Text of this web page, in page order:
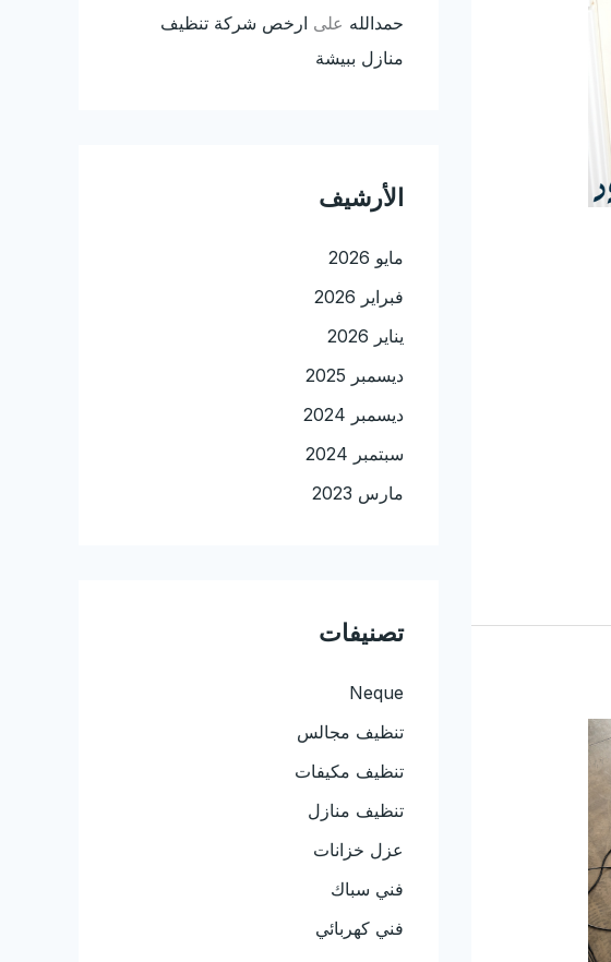
حمدالله على ارخص شركة تنظيف
منازل ببيشة
الأرشيف
مايو 2026
فبراير 2026
يناير 2026
ديسمبر 2025
ديسمبر 2024
سبتمبر 2024
مارس 2023
تصنيفات
Neque
تنظيف مجالس
تنظيف مكيفات
تنظيف منازل
عزل خزانات
فني سباك
فني كهربائي